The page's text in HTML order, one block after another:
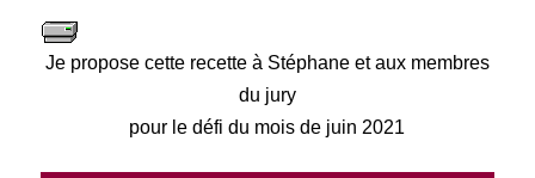
Je propose cette recette à Stéphane et aux membres
du jury
pour le défi du mois de juin 2021